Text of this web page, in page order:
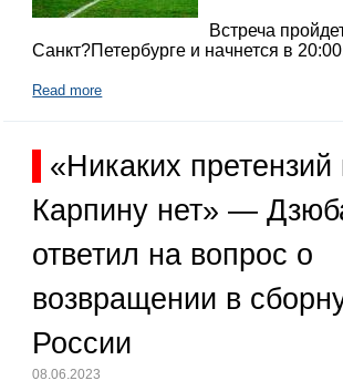
Встреча
Санкт?Петербурге и начнется в
Read more
«Никаких претензий
Карпину нет» —
ответил на вопрос о
возвращении в
России
08.06.2023